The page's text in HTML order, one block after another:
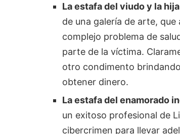
La estafa del viudo y la
de una galería de arte,
complejo problema de
parte de la víctima.
otro condimento
obtener dinero.
La estafa del enamorado
un exitoso profesional de
cibercrimen para llevar